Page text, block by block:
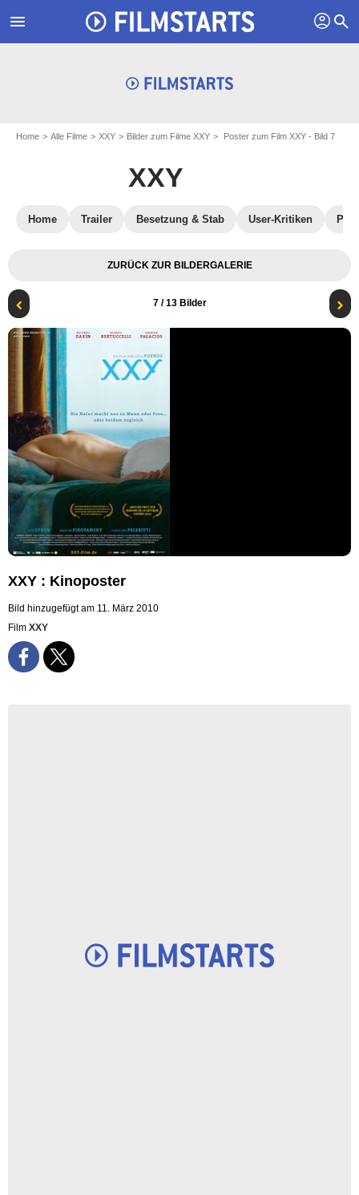
menu profil search
Home Alle Filme XXY Bilder zum Filme XXY Poster zum Film XXY - Bild 7
XXY
Home Trailer Besetzung & Stab User-Kritiken
ZURÜCK ZUR BILDERGALERIE
7/ 13 Bilder
XXY : Kinoposter
Bild hinzugefügt am 11. März 2010
Film XXY